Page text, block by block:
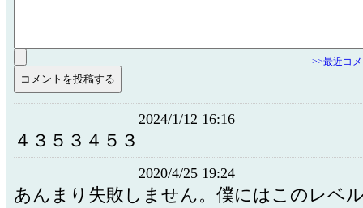
>>最近コ
2024/1/12 16:16
４３５３４５３
2020/4/25 19:24
あんまり失敗しません。僕にはこのレベ